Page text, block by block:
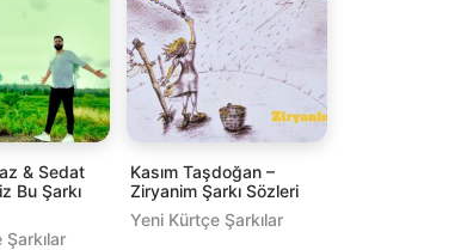
& Sedat
Bu Şarkı
Kasım Taşdoğan –
Ziryanim Şarkı Sözleri
Yeni Kürtçe Şarkılar